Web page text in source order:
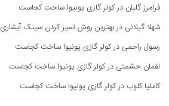
فرامرز گلبان درکولر گازی یونیوا ساخت کجاست
شهلا گیلانی دربهترین روش تمیز کردن سینک آبشاری
رسول راحمی درکولر گازی یونیوا ساخت کجاست
لقمان حشمتی درکولر گازی یونیوا ساخت کجاست
کاملیا کلوب درکولر گازی یونیوا ساخت کجاست